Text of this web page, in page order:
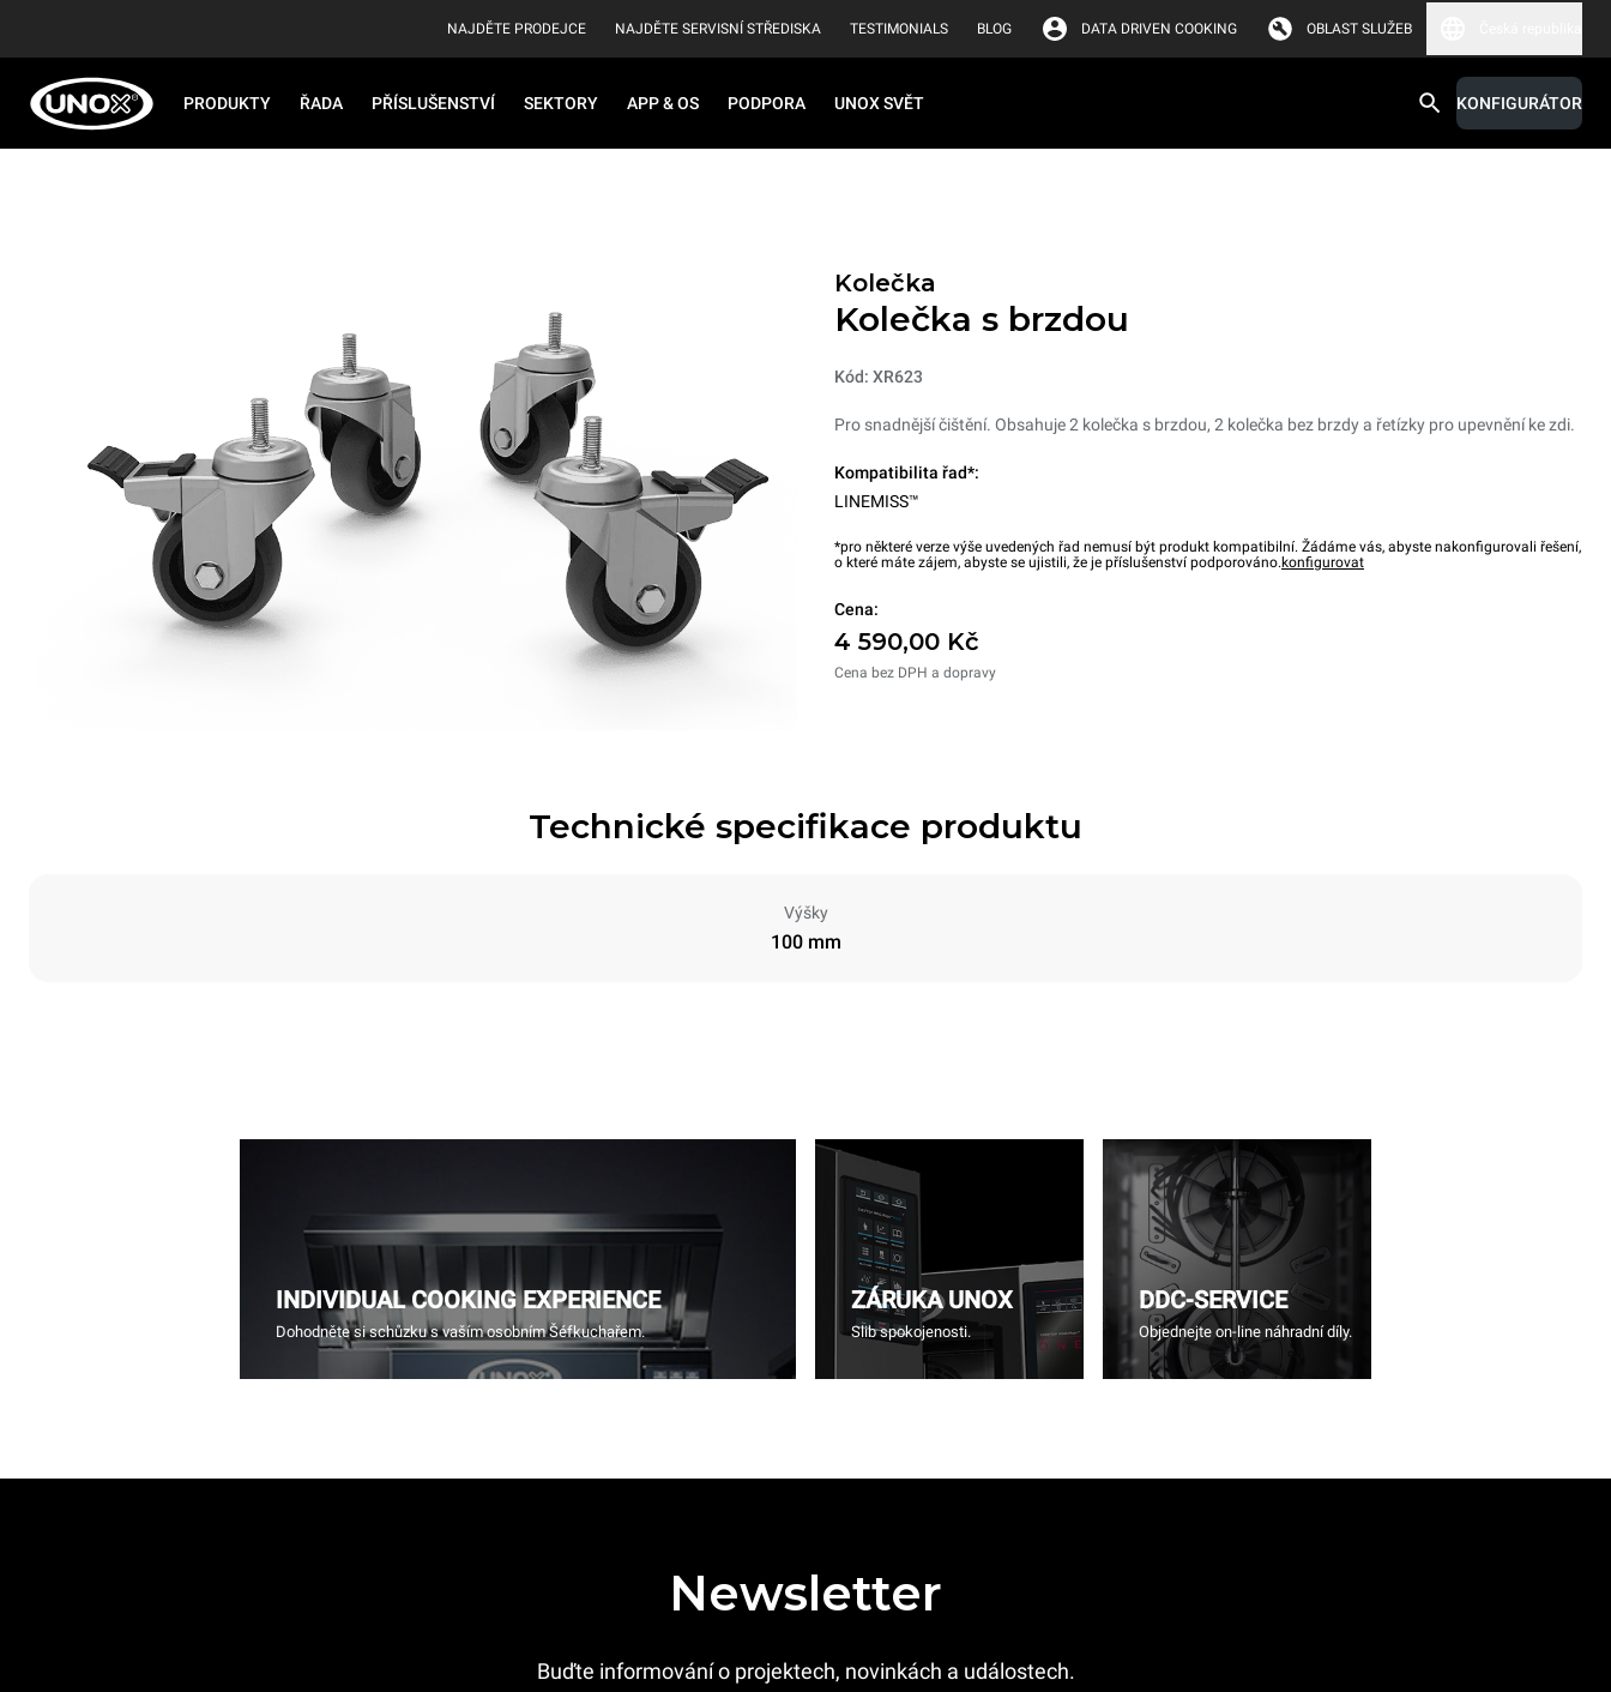
NAJDĚTE PRODEJCE NAJDĚTE SERVISNÍ STŘEDISKA TESTIMONIALS BLOG DATA DRIVEN COOKING OBLAST SLUŽEB
PRODUKTY ŘADA PŘÍSLUŠENSTVÍ SEKTORY APP & OS PODPORA UNOX SVĚT KONFIGURÁTOR
Kolečka
Kolečka s brzdou
Kód: XR623
Pro snadnější čištění. Obsahuje 2 kolečka s brzdou, 2 kolečka bez brzdy a řetízky pro upevnění ke zdi.
Kompatibilita řad*:
LINEMISS™
*pro některé verze výše uvedených řad nemusí být produkt kompatibilní. Žádáme vás, abyste nakonfigurovali řešení,
o které máte zájem, abyste se ujistili, že je příslušenství podporováno. konfigurovat
Cena:
4 590,00 Kč
Cena bez DPH a dopravy
Technické specifikace produktu
Výšky
100 mm
INDIVIDUAL COOKING EXPERIENCE
Dohodněte si schůzku s vaším osobním Šéfkuchařem.
ZÁRUKA UNOX
Slib spokojenosti.
DDC-SERVICE
Objednejte on-line náhradní díly.
Newsletter
Buďte informování o projektech, novinkách a událostech.